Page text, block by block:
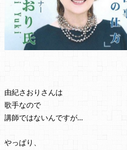
由紀さおりさんは
歌手なので
講師ではないんですが…
やっぱり、